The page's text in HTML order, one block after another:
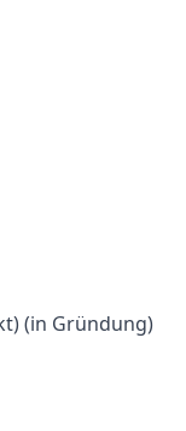
(in Gründung)